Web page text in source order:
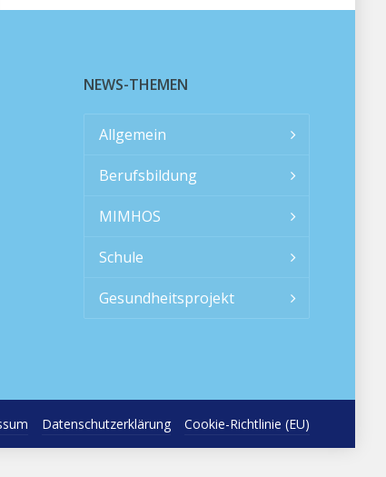
NEWS-THEMEN
Allgemein
Berufsbildung
MIMHOS
Schule
Gesundheitsprojekt
Datenschutzerklärung Cookie-Richtlinie (EU)